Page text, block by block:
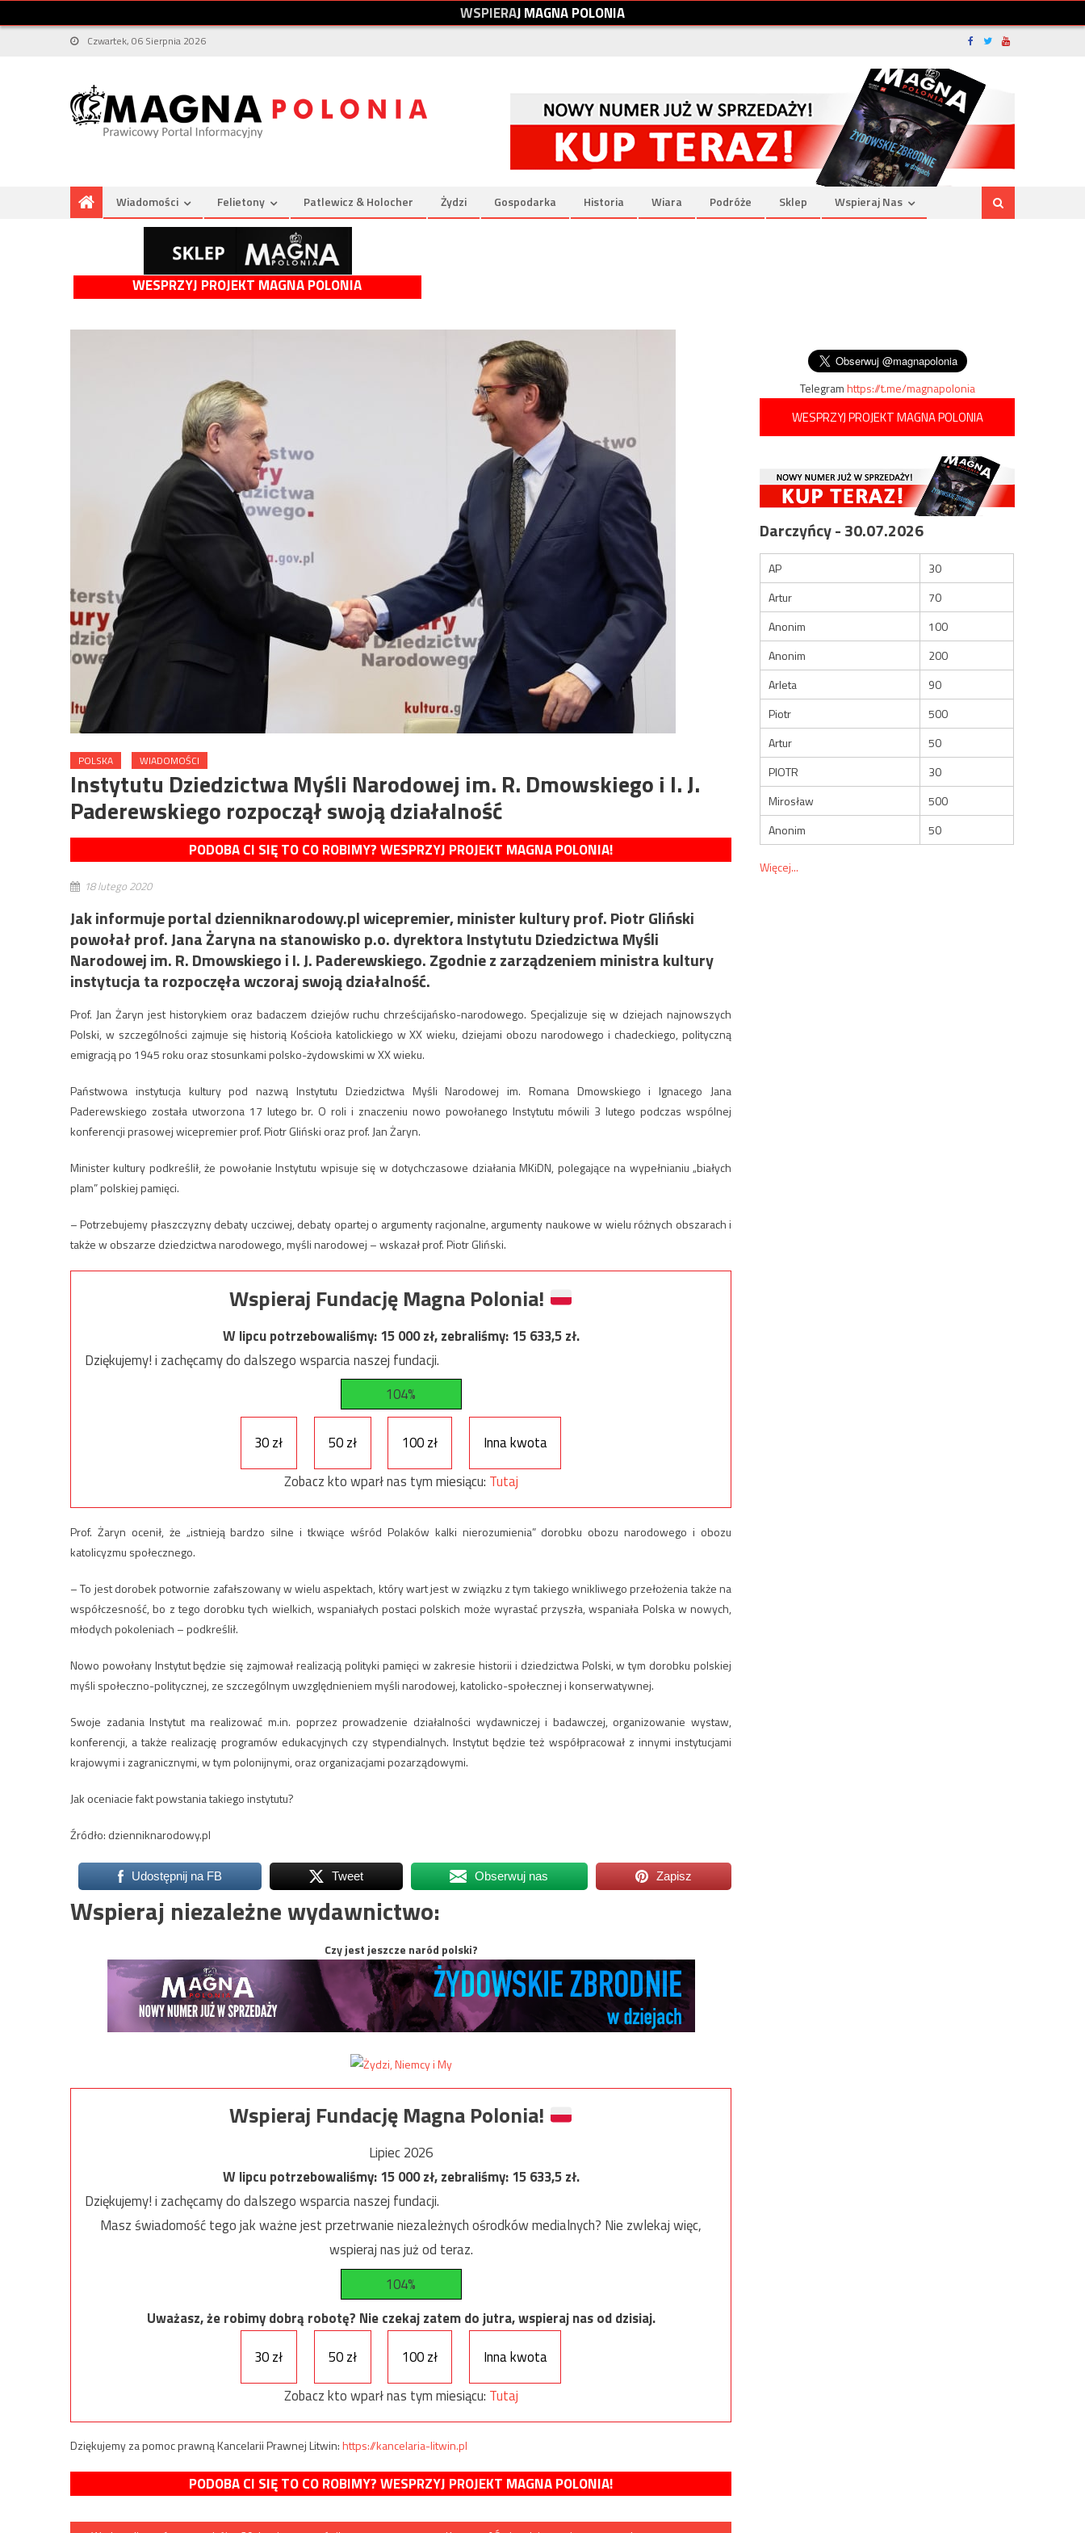
WSPIERAJMAGNAPOLONIA
Czwartek, 06 Sierpnia 2026
Wiadomości Felietony Patlewicz & Holocher Żydzi Gospodarka Historia Wiara Podróże Sklep Wspieraj Nas
WESPRZYJ PROJEKT MAGNA POLONIA
POLSKA WIADOMOŚCI
Instytutu Dziedzictwa Myśli Narodowej im. R. Dmowskiego i I. J.
Paderewskiego rozpoczął swoją działalność
PODOBA CI SIĘ TO CO ROBIMY? WESPRZYJ PROJEKT MAGNA POLONIA!
18 lutego 2020
Jak informuje portal dzienniknarodowy.pl wicepremier, minister kultury prof. Piotr Gliński
powołał prof. Jana Żaryna na stanowisko p.o. dyrektora Instytutu Dziedzictwa Myśli
Narodowej im. R. Dmowskiego i I. J. Paderewskiego. Zgodnie z zarządzeniem ministra kultury
instytucja ta rozpoczęła wczoraj swoją działalność.
Prof. Jan Żaryn jest historykiem oraz badaczem dziejów ruchu chrześcijańsko-narodowego. Specjalizuje się w dziejach najnowszych
Polski, w szczególności zajmuje się historią Kościoła katolickiego w XX wieku, dziejami obozu narodowego i chadeckiego, polityczną
emigracją po 1945 roku oraz stosunkami polsko-żydowskimi w XX wieku.
Państwowa instytucja kultury pod nazwą Instytutu Dziedzictwa Myśli Narodowej im. Romana Dmowskiego i Ignacego Jana
Paderewskiego została utworzona 17 lutego br. O roli i znaczeniu nowo powołanego Instytutu mówili 3 lutego podczas wspólnej
konferencji prasowej wicepremier prof. Piotr Gliński oraz prof. Jan Żaryn.
Minister kultury podkreślił, że powołanie Instytutu wpisuje się w dotychczasowe działania MKiDN, polegające na wypełnianiu „białych
plam” polskiej pamięci.
– Potrzebujemy płaszczyzny debaty uczciwej, debaty opartej o argumenty racjonalne, argumenty naukowe w wielu różnych obszarach i
także w obszarze dziedzictwa narodowego, myśli narodowej – wskazał prof. Piotr Gliński.
Wspieraj Fundację Magna Polonia!
W lipcu potrzebowaliśmy:15 000zł, zebraliśmy:15 633,5zł.
Dziękujemy! i zachęcamy do dalszego wsparcia naszej fundacji.
104%
30 zł 50 zł 100 zł
Inna kwota
Zobacz kto wparł nas tym miesiącu: Tutaj
Prof. Żaryn ocenił, że „istnieją bardzo silne i tkwiące wśród Polaków kalki nierozumienia” dorobku obozu narodowego i obozu
katolicyzmu społecznego.
– To jest dorobek potwornie zafałszowany w wielu aspektach, który wart jest w związku z tym takiego wnikliwego przełożenia także na
współczesność, bo z tego dorobku tych wielkich, wspaniałych postaci polskich może wyrastać przyszła, wspaniała Polska w nowych,
młodych pokoleniach – podkreślił.
Nowo powołany Instytut będzie się zajmował realizacją polityki pamięci w zakresie historii i dziedzictwa Polski, w tym dorobku polskiej
myśli społeczno-politycznej, ze szczególnym uwzględnieniem myśli narodowej, katolicko-społecznej i konserwatywnej.
Swoje zadania Instytut ma realizować m.in. poprzez prowadzenie działalności wydawniczej i badawczej, organizowanie wystaw,
konferencji, a także realizację programów edukacyjnych czy stypendialnych. Instytut będzie też współpracował z innymi instytucjami
krajowymi i zagranicznymi, w tym polonijnymi, oraz organizacjami pozarządowymi.
Jak oceniacie fakt powstania takiego instytutu?
Źródło: dzienniknarodowy.pl
Udostępnij na FB Tweet Obserwuj nas Zapisz
Wspieraj niezależne wydawnictwo:
Czy jest jeszcze naród polski?
Wspieraj Fundację Magna Polonia!
Lipiec 2026
W lipcu potrzebowaliśmy:15 000zł, zebraliśmy:15 633,5zł.
Dziękujemy! i zachęcamy do dalszego wsparcia naszej fundacji.
Masz świadomość tego jak ważne jest przetrwanie niezależnych ośrodków medialnych? Nie zwlekaj więc,
wspieraj nas już od teraz.
104%
Uważasz, że robimy dobrą robotę? Nie czekaj zatem do jutra, wspieraj nas od dzisiaj.
30 zł
50 zł 100 zł
Inna kwota
Zobacz kto wparł nas tym miesiącu: Tutaj
Dziękujemy za pomoc prawną Kancelarii Prawnej Litwin:https://kancelaria-litwin.pl
PODOBA CI SIĘ TO CO ROBIMY? WESPRZYJ PROJEKT MAGNA POLONIA!
Telegramhttps://t.me/magnapolonia
WESPRZYJ PROJEKT MAGNA POLONIA
Darczyńcy - 30.07.2026
AP
30
Artur
70
Anonim
100
Anonim
200
Arleta
90
Piotr
500
Artur
50
PIOTR
30
Mirosław
500
Anonim
50
Więcej...